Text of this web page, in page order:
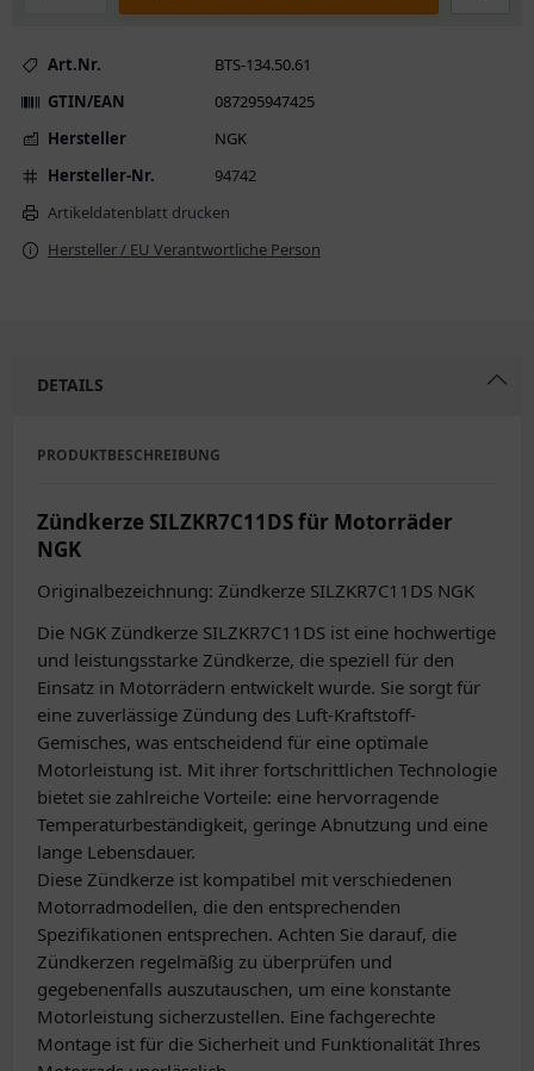
Art.Nr.
BTS-134.50.61
GTIN/EAN
087295947425
Hersteller
NGK
Hersteller-Nr.
94742
Artikeldatenblatt drucken
Hersteller / EU Verantwortliche Person
DETAILS
PRODUKTBESCHREIBUNG
Zündkerze SILZKR7C11DS für Motorräder
NGK
Originalbezeichnung: Zündkerze SILZKR7C11DS NGK
Die NGK Zündkerze SILZKR7C11DS ist eine hochwertige
und leistungsstarke Zündkerze, die speziell für den
Einsatz in Motorrädern entwickelt wurde. Sie sorgt für
eine zuverlässige Zündung des Luft-Kraftstoff-
Gemisches, was entscheidend für eine optimale
Motorleistung ist. Mit ihrer fortschrittlichen Technologie
bietet sie zahlreiche Vorteile: eine hervorragende
Temperaturbeständigkeit, geringe Abnutzung und eine
lange Lebensdauer.
Diese Zündkerze ist kompatibel mit verschiedenen
Motorradmodellen, die den entsprechenden
Spezifikationen entsprechen. Achten Sie darauf, die
Zündkerzen regelmäßig zu überprüfen und
gegebenenfalls auszutauschen, um eine konstante
Motorleistung sicherzustellen. Eine fachgerechte
Montage ist für die Sicherheit und Funktionalität Ihres